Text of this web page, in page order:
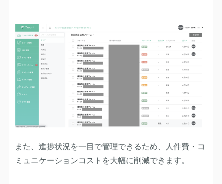
また、進捗状況を一目で管理できるため、人件費・コ
ミュニケーションコストを大幅に削減できます。